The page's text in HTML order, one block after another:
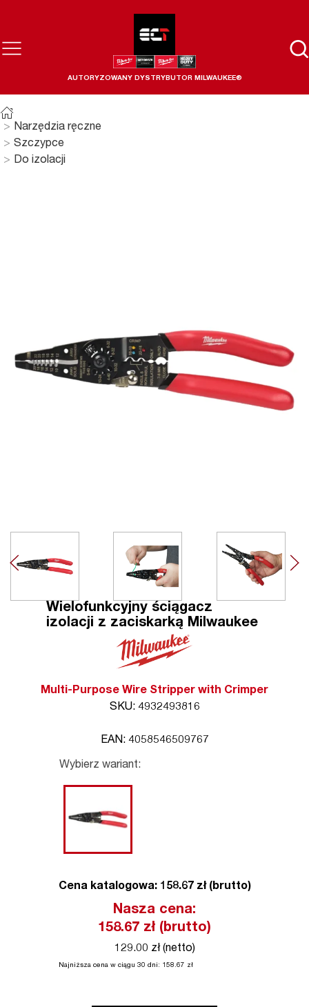
AUTORYZOWANY DYSTRYBUTOR MILWAUKEE®
Narzędzia ręczne
Szczypce
Do izolacji
Wielofunkcyjny ściągacz
izolacji z zaciskarką Milwaukee
Multi-Purpose Wire Stripper with Crimper
SKU: 4932493816
EAN: 4058546509767
Wybierz wariant:
Cena katalogowa: 158.67 zł (brutto)
Nasza cena:
158.67 zł (brutto)
129.00 zł (netto)
Najniższa cena w ciągu 30 dni: 158.67 zł